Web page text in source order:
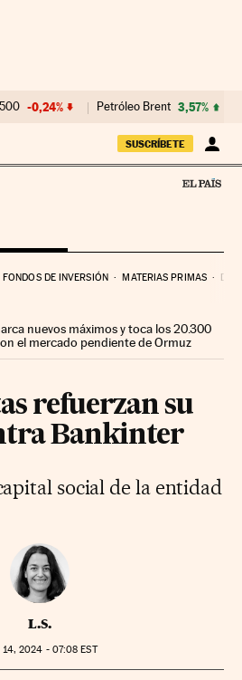
-0,24% Petróleo Brent 3,57%
SUSCRÍBETE
FONDOS DE INVERSIÓN MATERIAS PRIMAS
nuevos máximos y toca los 20.300
el mercado pendiente de Ormuz
refuerzan su
Bankinter
social de la entidad
L.S.
14, 2024 - 07:08 EST